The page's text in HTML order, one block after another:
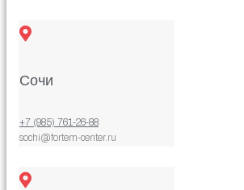
Сочи
+7 (985) 761-26-88
sochi@fortem-center.ru